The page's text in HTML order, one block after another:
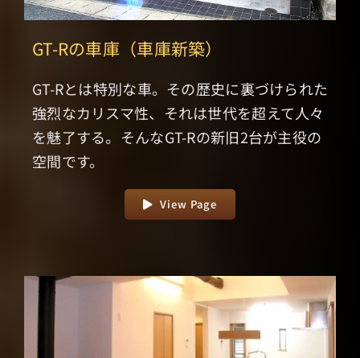
GT-Rの車庫（車庫新築）
GT-Rとは特別な車。その歴史に裏づけられた
強烈なカリスマ性、それは世代を超えて人々
を魅了する。そんなGT-Rの新旧2台が主役の
空間です。
View Page